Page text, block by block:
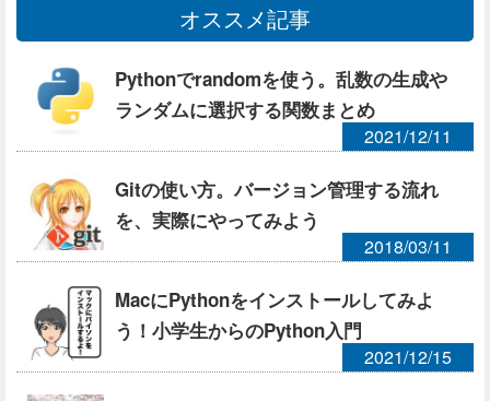
オススメ記事
Pythonでrandomを使う。乱数の生成や
ランダムに選択する関数まとめ
2021/12/11
Gitの使い方。バージョン管理する流れ
を、実際にやってみよう
2018/03/11
MacにPythonをインストールしてみよ
う！小学生からのPython入門
2021/12/15